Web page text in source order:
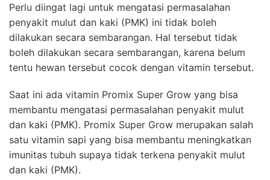
Perlu diingat lagi untuk mengatasi permasalahan
penyakit mulut dan kaki (PMK) ini tidak boleh
dilakukan secara sembarangan. Hal tersebut tidak
boleh dilakukan secara sembarangan, karena belum
tentu hewan tersebut cocok dengan vitamin tersebut.
Saat ini ada vitamin Promix Super Grow yang bisa
membantu mengatasi permasalahan penyakit mulut
dan kaki (PMK). Promix Super Grow merupakan salah
satu vitamin sapi yang bisa membantu meningkatkan
imunitas tubuh supaya tidak terkena penyakit mulut
dan kaki (PMK).